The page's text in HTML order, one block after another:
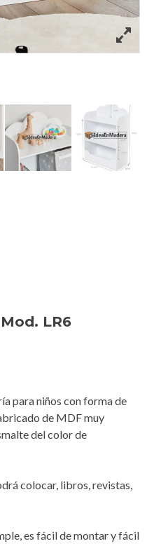
LR6
para niños con forma de
de MDF muy
del color de
colocar, libros, revistas,
es fácil de montar y fácil